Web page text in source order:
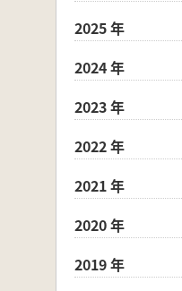
2025 年
2024 年
2023 年
2022 年
2021 年
2020 年
2019 年